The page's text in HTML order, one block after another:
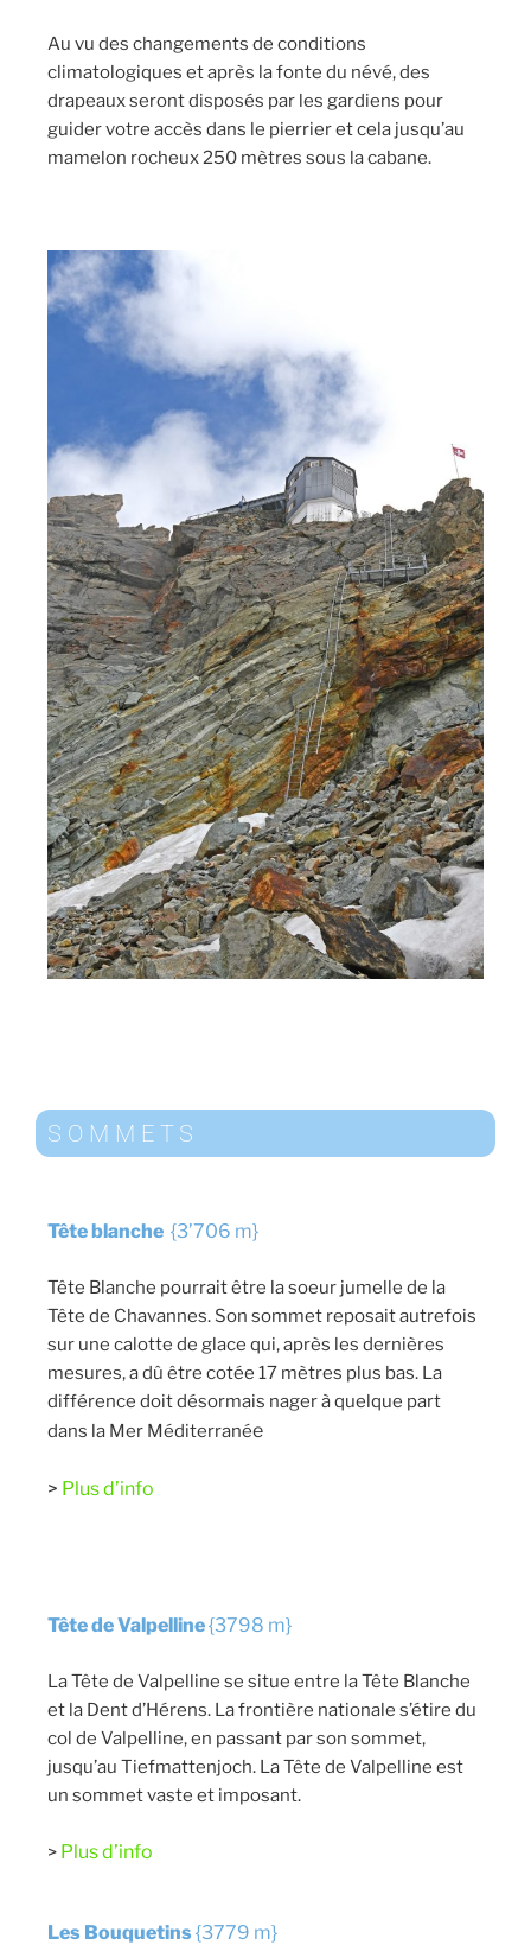
Au vu des changements de conditions
climatologiques et après la fonte du névé, des
drapeaux seront disposés par les gardiens pour
guider votre accès dans le pierrier et cela jusqu’au
mamelon rocheux 250 mètres sous la cabane.
SOMMETS
Tête blanche {3’706 m}
Tête Blanche pourrait être la soeur jumelle de la
Tête de Chavannes. Son sommet reposait autrefois
sur une calotte de glace qui, après les dernières
mesures, a dû être cotée 17 mètres plus bas. La
différence doit désormais nager à quelque part
dans la Mer Méditerranée
> Plus d’info
Tête de Valpelline{3798 m}
La Tête de Valpelline se situe entre la Tête Blanche
et la Dent d’Hérens. La frontière nationale s’étire du
col de Valpelline, en passant par son sommet,
jusqu’au Tiefmattenjoch. La Tête de Valpelline est
un sommet vaste et imposant.
> Plus d’info
Les Bouquetins {3779 m}